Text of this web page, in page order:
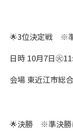
🌟3位決定戦 ※
日時 10月7日㊋
会場 東近江市総
🌟決勝 ※準決勝